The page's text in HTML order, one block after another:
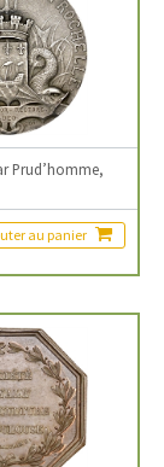
Prud’homme,
au panier